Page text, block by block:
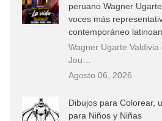
peruano Wagner
voces más
contemporáneo
Wagner Ugarte
Jou…
Agosto 06, 2026
Dibujos para Colorear,
para Niños y Niñas